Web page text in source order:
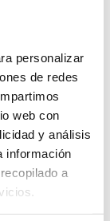
personalizar
de redes
web con
y análisis
información
a